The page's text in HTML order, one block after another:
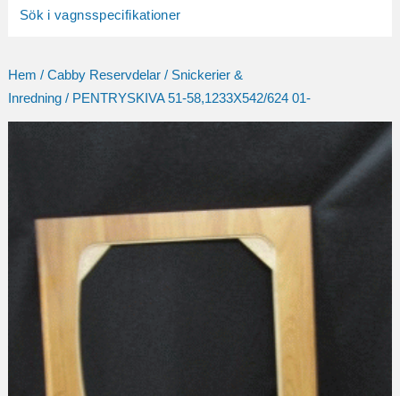
Sök i vagnsspecifikationer
Hem / Cabby Reservdelar/ Snickerier &
Inredning/ PENTRYSKIVA 51-58,1233X542/624 01-